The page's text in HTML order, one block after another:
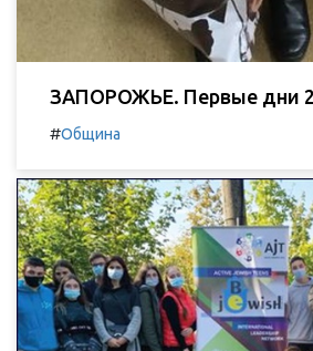
ЗАПОРОЖЬЕ. Первые дни
#Община